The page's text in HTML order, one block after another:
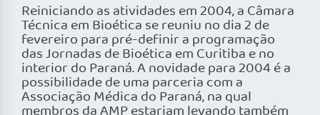
Reiniciando as atividades em 2004, a Câmara
Técnica em Bioética se reuniu no dia 2 de
fevereiro para pré-definir a programação
das Jornadas de Bioética em Curitiba e no
interior do Paraná. A novidade para 2004 é a
possibilidade de uma parceria com a
Associação Médica do Paraná, na qual